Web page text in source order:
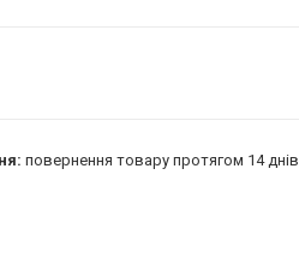
повернення товару протягом 14 днів